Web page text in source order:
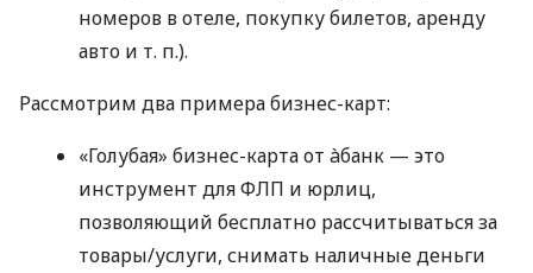
номеров в отеле, покупку билетов, аренду
авто и т. п.).
Рассмотрим два примера бизнес-карт:
«Голубая» бизнес-карта от àбанк — это
инструмент для ФЛП и юрлиц,
позволяющий бесплатно рассчитываться за
товары/услуги, снимать наличные деньги